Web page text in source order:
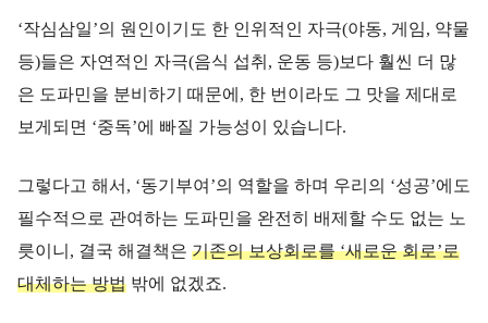
‘작심삼일’의 원인이기도 한 인위적인 자극(야동, 게임, 약물
등)들은 자연적인 자극(음식 섭취, 운동 등)보다 훨씬 더 많
은 도파민을 분비하기 때문에, 한 번이라도 그 맛을 제대로
보게되면 ‘중독’에 빠질 가능성이 있습니다.
그렇다고 해서, ‘동기부여’의 역할을 하며 우리의 ‘성공’에도
필수적으로 관여하는 도파민을 완전히 배제할 수도 없는 노
릇이니, 결국 해결책은 기존의 보상회로를 ‘새로운 회로’로
대체하는 방법 밖에 없겠죠.